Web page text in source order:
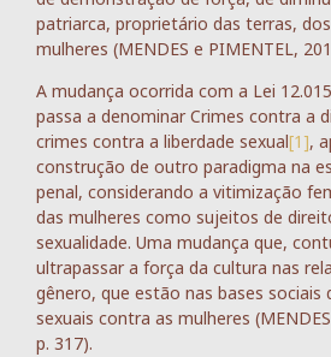
patriarca, proprietário das terras,
mulheres (MENDES e PIMENTEL,
A mudança ocorrida com a Lei
passa a denominar Crimes contra a
crimes contra a liberdade sexual[1],
construção de outro paradigma na
penal, considerando a vitimização
das mulheres como sujeitos de
sexualidade. Uma mudança que,
ultrapassar a força da cultura nas
gênero, que estão nas bases sociais
sexuais contra as mulheres
p. 317).